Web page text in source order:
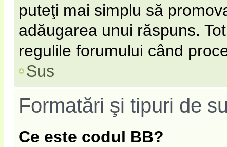
puteţi mai simplu să
adăugarea unui răspuns.
regulile forumului când
Sus
Formatări şi tipuri de
Ce este codul BB?